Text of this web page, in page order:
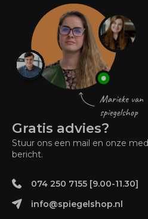
Gratis advies?
Stuur ons een mail en onze
bericht.
074 250 7155 [9.00-11.30]
info@spiegelshop.nl